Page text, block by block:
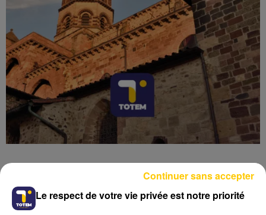
Le respect de votre vie privée est notre priorité
Continuer sans accepter